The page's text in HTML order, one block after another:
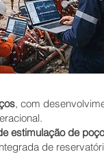
, com
estimulação de
de